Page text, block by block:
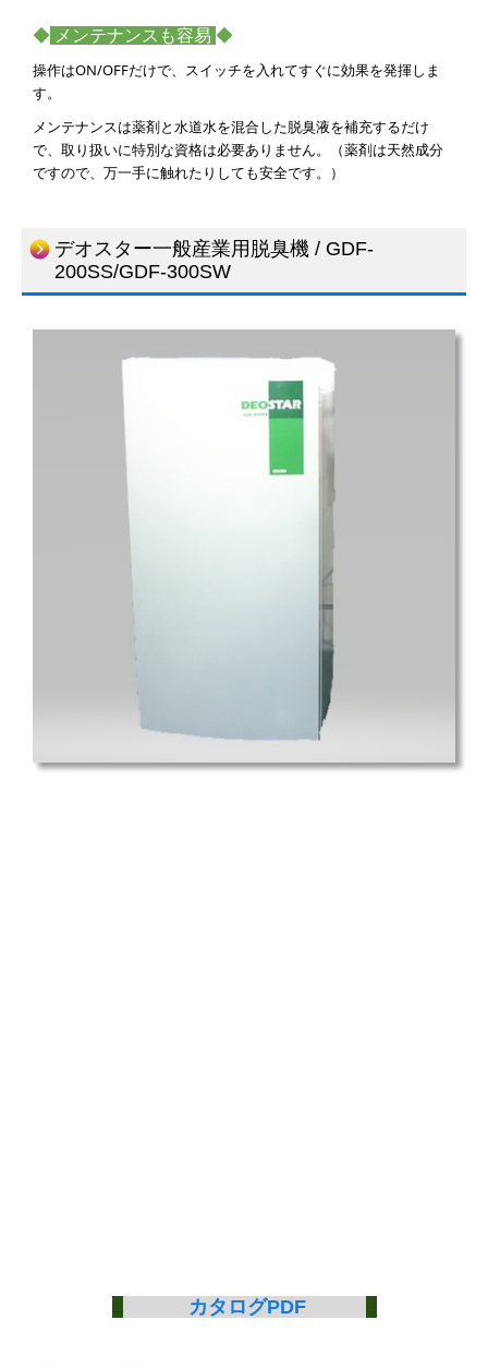
◆ メンテナンスも容易 ◆
操作はON/OFFだけで、スイッチを入れてすぐに効果を発揮しま
す。
メンテナンスは薬剤と水道水を混合した脱臭液を補充するだけ
で、取り扱いに特別な資格は必要ありません。（薬剤は天然成分
ですので、万一手に触れたりしても安全です。）
デオスター一般産業用脱臭機 / GDF-
200SS/GDF-300SW
カタログPDF